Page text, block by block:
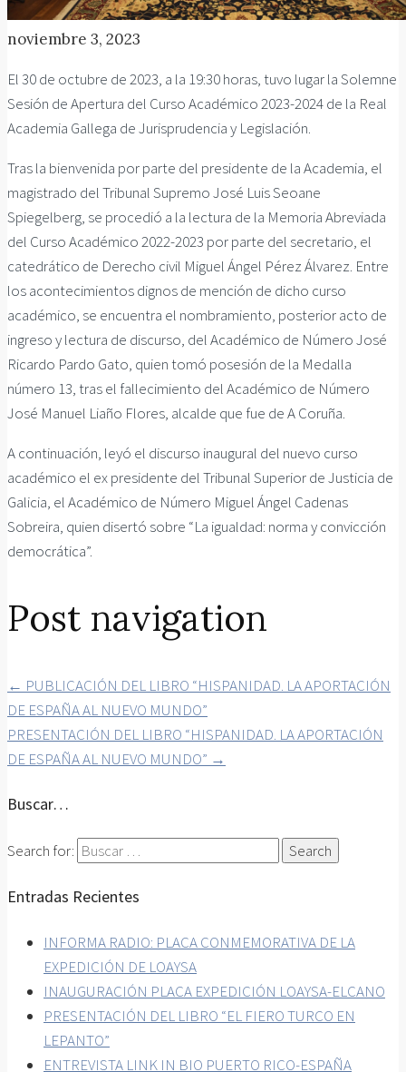
noviembre 3, 2023
El 30 de octubre de 2023, a la 19:30 horas, tuvo lugar la Solemne
Sesión de Apertura del Curso Académico 2023-2024 de la Real
Academia Gallega de Jurisprudencia y Legislación.
Tras la bienvenida por parte del presidente de la Academia, el
magistrado del Tribunal Supremo José Luis Seoane
Spiegelberg, se procedió a la lectura de la Memoria Abreviada
del Curso Académico 2022-2023 por parte del secretario, el
catedrático de Derecho civil Miguel Ángel Pérez Álvarez. Entre
los acontecimientos dignos de mención de dicho curso
académico, se encuentra el nombramiento, posterior acto de
ingreso y lectura de discurso, del Académico de Número José
Ricardo Pardo Gato, quien tomó posesión de la Medalla
número 13, tras el fallecimiento del Académico de Número
José Manuel Liaño Flores, alcalde que fue de A Coruña.
A continuación, leyó el discurso inaugural del nuevo curso
académico el ex presidente del Tribunal Superior de Justicia de
Galicia, el Académico de Número Miguel Ángel Cadenas
Sobreira, quien disertó sobre “La igualdad: norma y convicción
democrática”.
Post navigation
← PUBLICACIÓN DEL LIBRO “HISPANIDAD. LA APORTACIÓN
DE ESPAÑA AL NUEVO MUNDO”
PRESENTACIÓN DEL LIBRO “HISPANIDAD. LA APORTACIÓN
DE ESPAÑA AL NUEVO MUNDO” →
Buscar…
Search for:
Entradas Recientes
INFORMA RADIO: PLACA CONMEMORATIVA DE LA
EXPEDICIÓN DE LOAYSA
INAUGURACIÓN PLACA EXPEDICIÓN LOAYSA-ELCANO
PRESENTACIÓN DEL LIBRO “EL FIERO TURCO EN
LEPANTO”
ENTREVISTA LINK IN BIO PUERTO RICO-ESPAÑA